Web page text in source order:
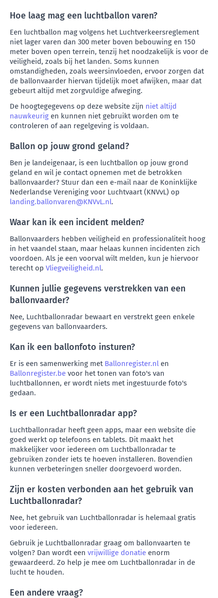
Hoe laag mag een luchtballon varen?
Een luchtballon mag volgens het Luchtverkeersreglement
niet lager varen dan 300 meter boven bebouwing en 150
meter boven open terrein, tenzij het noodzakelijk is voor de
veiligheid, zoals bij het landen. Soms kunnen
omstandigheden, zoals weersinvloeden, ervoor zorgen dat
de ballonvaarder hiervan tijdelijk moet afwijken, maar dat
gebeurt altijd met zorgvuldige afweging.
De hoogtegegevens op deze website zijn niet altijd
nauwkeurig en kunnen niet gebruikt worden om te
controleren of aan regelgeving is voldaan.
Ballon op jouw grond geland?
Ben je landeigenaar, is een luchtballon op jouw grond
geland en wil je contact opnemen met de betrokken
ballonvaarder? Stuur dan een e-mail naar de Koninklijke
Nederlandse Vereniging voor Luchtvaart (KNVvL) op
landing.ballonvaren@KNVvL.nl.
Waar kan ik een incident melden?
Ballonvaarders hebben veiligheid en professionaliteit hoog
in het vaandel staan, maar helaas kunnen incidenten zich
voordoen. Als je een voorval wilt melden, kun je hiervoor
terecht op Vliegveiligheid.nl.
Kunnen jullie gegevens verstrekken van een
ballonvaarder?
Nee, Luchtballonradar bewaart en verstrekt geen enkele
gegevens van ballonvaarders.
Kan ik een ballonfoto insturen?
Er is een samenwerking met Ballonregister.nl en
Ballonregister.be voor het tonen van foto's van
luchtballonnen, er wordt niets met ingestuurde foto's
gedaan.
Is er een Luchtballonradar app?
Luchtballonradar heeft geen apps, maar een website die
goed werkt op telefoons en tablets. Dit maakt het
makkelijker voor iedereen om Luchtballonradar te
gebruiken zonder iets te hoeven installeren. Bovendien
kunnen verbeteringen sneller doorgevoerd worden.
Zijn er kosten verbonden aan het gebruik van
Luchtballonradar?
Nee, het gebruik van Luchtballonradar is helemaal gratis
voor iedereen.
Gebruik je Luchtballonradar graag om ballonvaarten te
volgen? Dan wordt een vrijwillige donatie enorm
gewaardeerd. Zo help je mee om Luchtballonradar in de
lucht te houden.
Een andere vraag?